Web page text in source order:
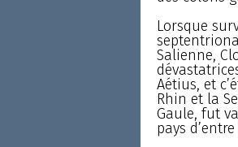
Lorsque
Salienne,
Aétius, et
Rhin et la
Gaule, fut
pays